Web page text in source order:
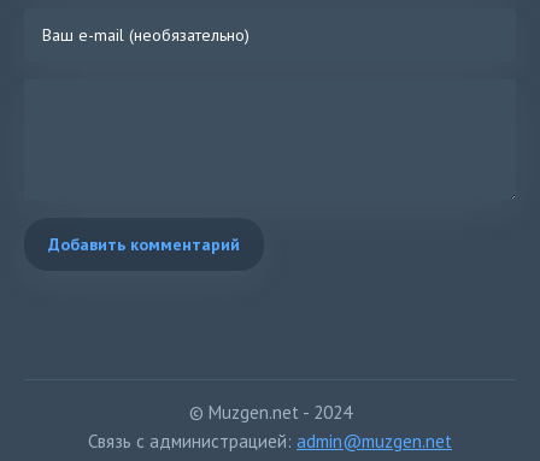
Добавить комментарий
© Muzgen.net - 2024
Связь с администрацией: admin@muzgen.net